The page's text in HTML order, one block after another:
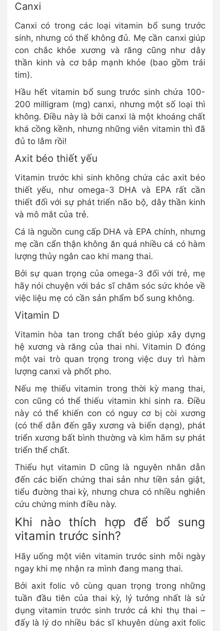
Canxi
Canxi có trong các loại vitamin bổ sung trước
sinh, nhưng có thể không đủ. Mẹ cần canxi giúp
con chắc khỏe xương và răng cũng như dây
thần kinh và cơ bắp mạnh khỏe (bao gồm trái
tim).
Hầu hết vitamin bổ sung trước sinh chứa 100-
200 milligram (mg) canxi, nhưng một số loại thì
không. Điều này là bởi canxi là một khoáng chất
khá cồng kềnh, nhưng những viên vitamin thì đã
đủ to lắm rồi!
Axit béo thiết yếu
Vitamin trước khi sinh không chứa các axit béo
thiết yếu, như omega-3 DHA và EPA rất cần
thiết đối với sự phát triển não bộ, dây thần kinh
và mô mắt của trẻ.
Cá là nguồn cung cấp DHA và EPA chính, nhưng
mẹ cần cẩn thận không ăn quá nhiều cá có hàm
lượng thủy ngân cao khi mang thai.
Bởi sự quan trọng của omega-3 đối với trẻ, mẹ
hãy nói chuyện với bác sĩ chăm sóc sức khỏe về
việc liệu mẹ có cần sản phẩm bổ sung không.
Vitamin D
Vitamin hòa tan trong chất béo giúp xây dựng
hệ xương và răng của thai nhi. Vitamin D đóng
một vai trò quan trọng trong việc duy trì hàm
lượng canxi và phốt pho.
Nếu mẹ thiếu vitamin trong thời kỳ mang thai,
con cũng có thể thiếu vitamin khi sinh ra. Điều
này có thể khiến con có nguy cơ bị còi xương
(có thể dẫn đến gãy xương và biến dạng), phát
triển xương bất bình thường và kìm hãm sự phát
triển thể chất.
Thiếu hụt vitamin D cũng là nguyên nhân dẫn
đến các biến chứng thai sản như tiền sản giật,
tiểu đường thai kỳ, nhưng chưa có nhiều nghiên
cứu chứng minh điều này.
Khi nào thích hợp để bổ sung
vitamin trước sinh?
Hãy uống một viên vitamin trước sinh mỗi ngày
ngay khi mẹ nhận ra mình đang mang thai.
Bởi axit folic vô cùng quan trọng trong những
tuần đầu tiên của thai kỳ, lý tưởng nhất là sử
dụng vitamin trước sinh trước cả khi thụ thai –
đấy là lý do nhiều bác sĩ khuyên dùng axit folic